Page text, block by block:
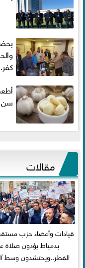
سن
مقالات
قيادات وأعضاء حزب
بدمياط يؤدون صلاة
الفطر..ويحتشدون وسط